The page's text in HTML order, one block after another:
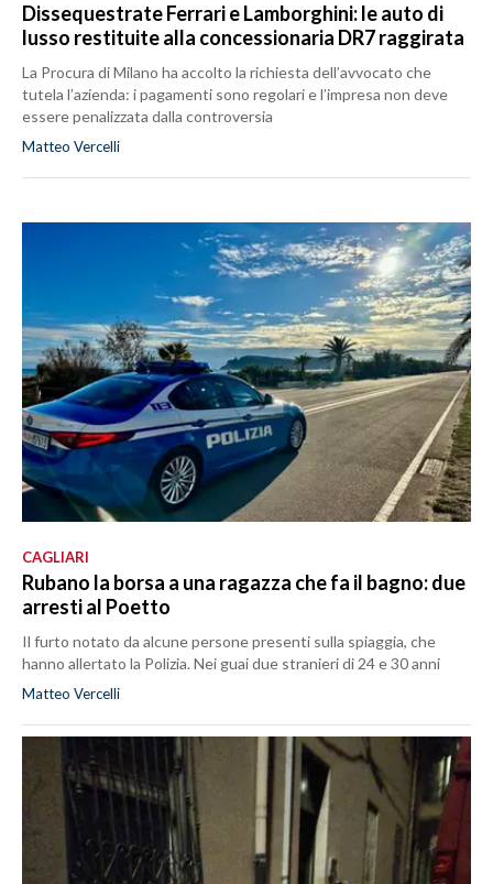
Dissequestrate Ferrari e Lamborghini: le auto di
lusso restituite alla concessionaria DR7 raggirata
La Procura di Milano ha accolto la richiesta dell’avvocato che
tutela l’azienda: i pagamenti sono regolari e l’impresa non deve
essere penalizzata dalla controversia
Matteo Vercelli
CAGLIARI
Rubano la borsa a una ragazza che fa il bagno: due
arresti al Poetto
Il furto notato da alcune persone presenti sulla spiaggia, che
hanno allertato la Polizia. Nei guai due stranieri di 24 e 30 anni
Matteo Vercelli